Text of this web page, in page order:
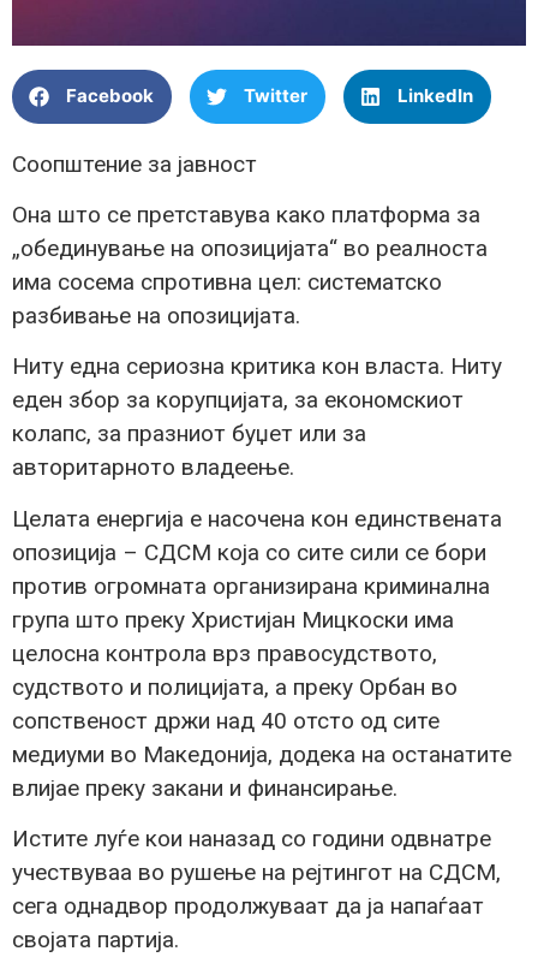
Facebook Twitter LinkedIn
Соопштение за јавност
Она што се претставува како платформа за
„обединување на опозицијата“ во реалноста
има сосема спротивна цел: систематско
разбивање на опозицијата.
Ниту една сериозна критика кон власта. Ниту
еден збор за корупцијата, за економскиот
колапс, за празниот буџет или за
авторитарното владеење.
Целата енергија е насочена кон единствената
опозиција – СДСМ која со сите сили се бори
против огромната организирана криминална
група што преку Христијан Мицкоски има
целосна контрола врз правосудството,
судството и полицијата, а преку Орбан во
сопственост држи над 40 отсто од сите
медиуми во Македонија, додека на останатите
влијае преку закани и финансирање.
Истите луѓе кои наназад со години одвнатре
учествуваа во рушење на рејтингот на СДСМ,
сега однадвор продолжуваат да ја напаѓаат
својата партија.